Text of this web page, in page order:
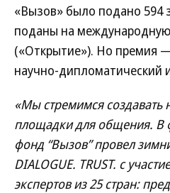
«Вызов» было подано 594
поданы на
(«Открытие»). Но премия
научно-дипломатический
«Мы стремимся
площадки для общения. В
фонд “Вызов” провел
DIALOGUE. TRUST. с
экспертов из 25 стран: